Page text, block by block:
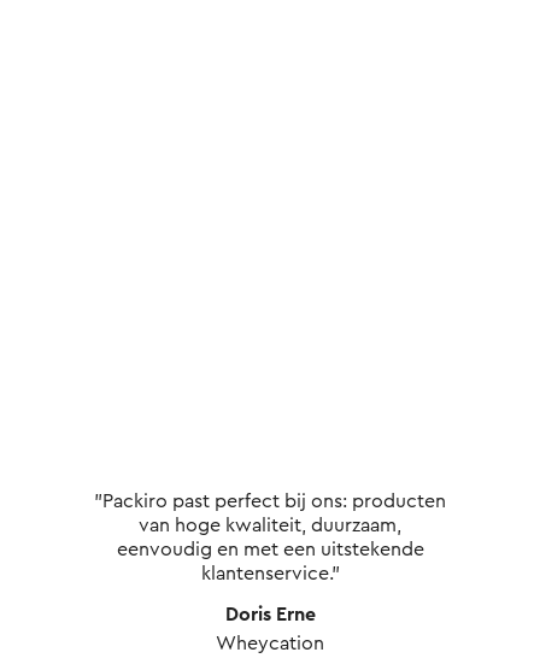
"Packiro past perfect bij ons: producten
van hoge kwaliteit, duurzaam,
eenvoudig en met een uitstekende
klantenservice."
Doris Erne
Wheycation